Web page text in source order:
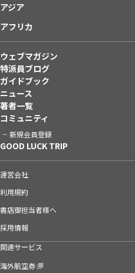
アジア
アフリカ
ウェブマガジン
特派員ブログ
ガイドブック
ニュース
著者一覧
コミュニティ
新規会員登録
GOOD LUCK TRIP
運営会社
利用規約
書店御担当者様へ
採用情報
関連サービス
海外航空券